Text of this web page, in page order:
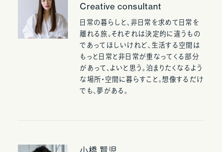
Creative consultant
日常の暮らしと、非日常を求めて日常を
離れる旅。それぞれは決定的に違うもの
であってほしいけれど、生活する空間は
もっと日常と非日常が重なってくる部分
があって、よいと思う。泊まりたくなるよう
な場所・空間に暮らすこと。想像するだけ
でも、夢がある。